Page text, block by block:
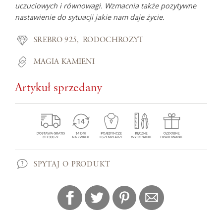
uczuciowych i równowagi. Wzmacnia także pozytywne
nastawienie do sytuacji jakie nam daje życie.
SREBRO 925 RODOCHROZYT
MAGIA KAMIENI
Artykuł sprzedany
SPYTAJ O PRODUKT